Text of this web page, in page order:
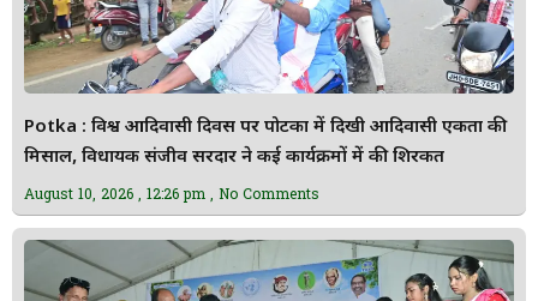
Potka : विश्व आदिवासी दिवस पर पोटका में दिखी आदिवासी एकता की
मिसाल, विधायक संजीव सरदार ने कई कार्यक्रमों में की शिरकत
August 10, 2026 12:26 pm No Comments